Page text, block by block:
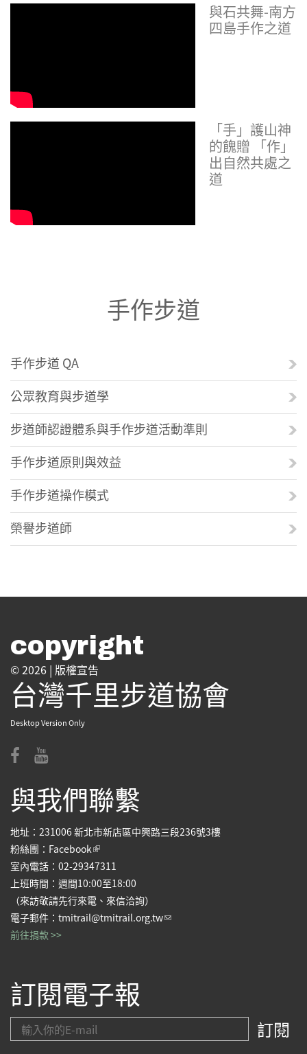
與石共舞-南方
四島手作之道
「手」護山神
的餽贈 「作」
出自然共處之
道
手作步道
手作步道 QA
公眾教育與步道學
步道師認證體系與手作步道活動準則
手作步道原則與效益
手作步道操作模式
榮譽步道師
copyright
© 2026 | 版權宣告
台灣千里步道協會
Desktop Version Only
與我們聯繫
地址：231006 新北市新店區中興路三段236號3樓
粉絲團： Facebook(link is external)
室內電話：02-29347311
上班時間：週間10:00至18:00
（來訪敬請先行來電、來信洽詢）
電子郵件： tmitrail@tmitrail.org.tw(link sends e-mail)
前往捐款 >>
訂閱電子報